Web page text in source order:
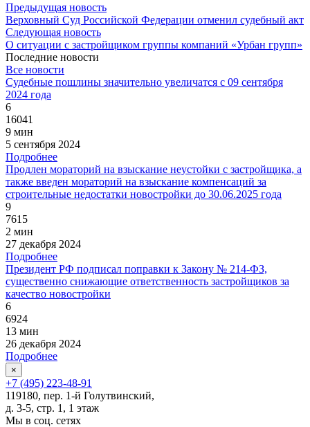
Предыдущая новость
Верховный Суд Российской Федерации отменил судебный акт
Следующая новость
О ситуации с застройщиком группы компаний «Урбан групп»
Последние новости
Все новости
Судебные пошлины значительно увеличатся с 09 сентября
2024 года
6
16041
9 мин
5 сентября 2024
Подробнее
Продлен мораторий на взыскание неустойки с застройщика, а
также введен мораторий на взыскание компенсаций за
строительные недостатки новостройки до 30.06.2025 года
9
7615
2 мин
27 декабря 2024
Подробнее
Президент РФ подписал поправки к Закону № 214-ФЗ,
существенно снижающие ответственность застройщиков за
качество новостройки
6
6924
13 мин
26 декабря 2024
Подробнее
×
+7 (495) 223-48-91
119180, пер. 1-й Голутвинский,
д. 3-5, стр. 1, 1 этаж
Мы в соц. сетях